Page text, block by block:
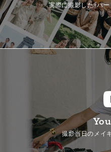
実際に撮影した「ハ
撮影当日のメイ